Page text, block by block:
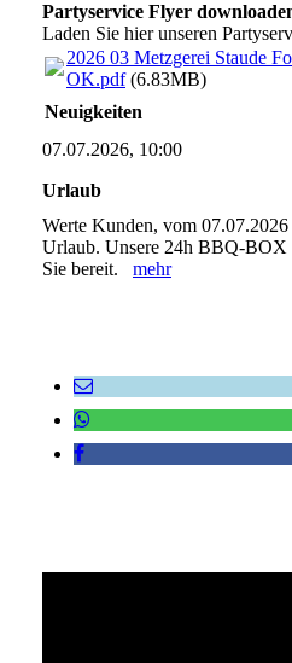
Partyservice Flyer
Laden Sie hier unseren
2026 03 Metzgerei Staude
OK.pdf(6.83MB)
Neuigkeiten
07.07.2026, 10:00
Urlaub
Werte Kunden, vom
Urlaub. Unsere 24h BBQ-
Sie bereit. mehr